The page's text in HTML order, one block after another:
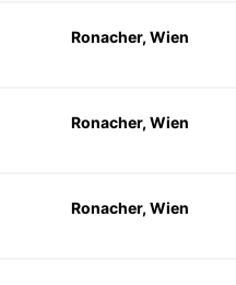
Ronacher, Wien
Ronacher, Wien
Ronacher, Wien